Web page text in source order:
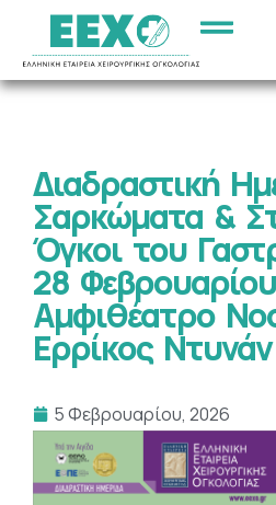
Διαδραστική
Σαρκώματα &
Όγκοι του
28
Αμφιθέατρο
Ερρίκος Ντυνάν
5 Φεβρουαρίου, 2026